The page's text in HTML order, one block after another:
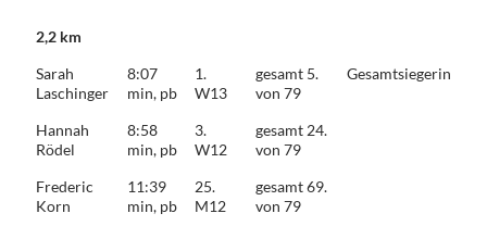
2,2 km
Sarah
Laschinger
8:07
min, pb
1.
W13
gesamt 5.
von 79
Gesamtsiegerin
Hannah
Rödel
8:58
min, pb
3.
W12
gesamt 24.
von 79
Frederic
Korn
11:39
min, pb
25.
M12
gesamt 69.
von 79